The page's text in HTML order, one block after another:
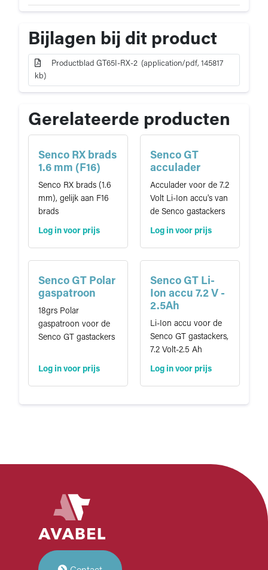
Senco
65i-
(RX
brads)
-
c
f
i
c
Bijlagen bij dit product
Productblad GT65I-RX-2 (application/pdf, 145817
kb)
Gerelateerde producten
Senco RX brads
1.6 mm (F16)
Senco RX brads (1.6
mm), gelijk aan F16
brads
Log in voor prijs
Senco GT
acculader
Acculader voor de 7.2
Volt Li-Ion accu's van
de Senco gastackers
Log in voor prijs
Senco GT Polar
gaspatroon
18grs Polar
gaspatroon voor de
Senco GT gastackers
Log in voor prijs
Senco GT Li-
Ion accu 7.2 V -
2.5Ah
Li-Ion accu voor de
Senco GT gastackers,
7.2 Volt-2.5 Ah
Log in voor prijs